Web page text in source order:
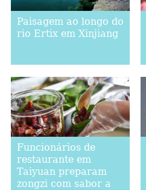
Paisagem ao longo do
rio Ertix em Xinjiang
Funcionários de
restaurante em
Taiyuan preparam
zongzi com sabor a